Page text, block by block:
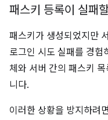
패스키 등록이 실패
패스키가 생성되었지만
로그인 시도 실패를 경험
체와 서버 간의 패스키
니다.
이러한 상황을 방지하려면